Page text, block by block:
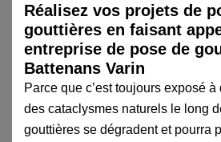
Réalisez vos projets de
gouttières en faisant
entreprise de pose de
Battenans Varin
Parce que c’est toujours exposé
des cataclysmes naturels le long
gouttières se dégradent et pourra